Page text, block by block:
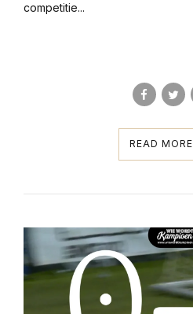
competitie...
READ MORE